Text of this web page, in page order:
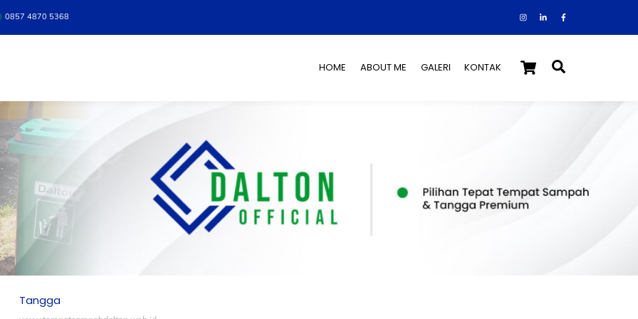
0857 4870 5368
InstagramFacebookTiktok
Cart
HOME ABOUT ME GALERI KONTAK
Tangga